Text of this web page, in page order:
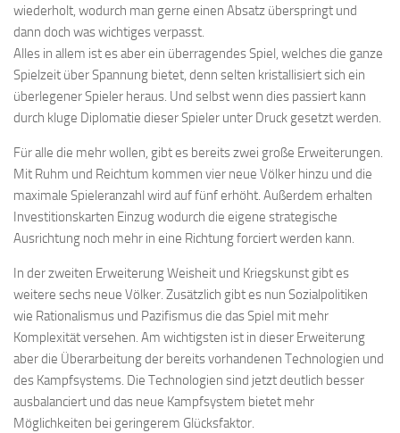
wiederholt, wodurch man gerne einen Absatz überspringt und
dann doch was wichtiges verpasst.
Alles in allem ist es aber ein überragendes Spiel, welches die ganze
Spielzeit über Spannung bietet, denn selten kristallisiert sich ein
überlegener Spieler heraus. Und selbst wenn dies passiert kann
durch kluge Diplomatie dieser Spieler unter Druck gesetzt werden.
Für alle die mehr wollen, gibt es bereits zwei große Erweiterungen.
Mit Ruhm und Reichtum kommen vier neue Völker hinzu und die
maximale Spieleranzahl wird auf fünf erhöht. Außerdem erhalten
Investitionskarten Einzug wodurch die eigene strategische
Ausrichtung noch mehr in eine Richtung forciert werden kann.
In der zweiten Erweiterung Weisheit und Kriegskunst gibt es
weitere sechs neue Völker. Zusätzlich gibt es nun Sozialpolitiken
wie Rationalismus und Pazifismus die das Spiel mit mehr
Komplexität versehen. Am wichtigsten ist in dieser Erweiterung
aber die Überarbeitung der bereits vorhandenen Technologien und
des Kampfsystems. Die Technologien sind jetzt deutlich besser
ausbalanciert und das neue Kampfsystem bietet mehr
Möglichkeiten bei geringerem Glücksfaktor.